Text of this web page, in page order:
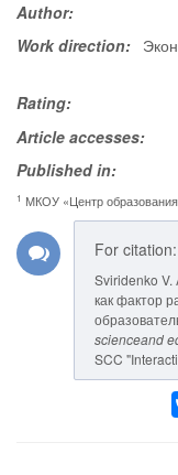
Author:
Work direction:
Rating:
Article accesses:
Published in:
1 МКОУ «Центр
For citation:
Sviridenko V.
как фактор
scienceand
SCC